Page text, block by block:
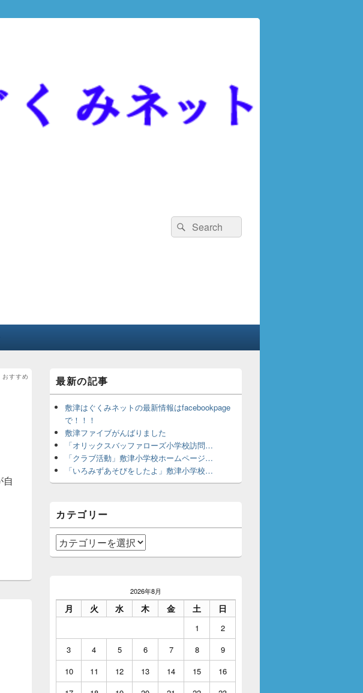
検
索
検
索
おすすめ
自
イ
ン
サ
ー
ウ
ィ
ジ
ト
エ
リ
最新の記事
敷津はぐくみネットの最新情報はfacebookpage
で！！！
敷津ファイブがんばりました
「オリックスバッファローズ小学校訪問…
「クラブ活動」敷津小学校ホームページ…
「いろみずあそびをしたよ」敷津小学校…
カテゴリー
カ
テ
2026年8月
月 火 水 木 金 土 日
1
2
3
4 5 6 7 8
9
10
11 12 13 14 15
16